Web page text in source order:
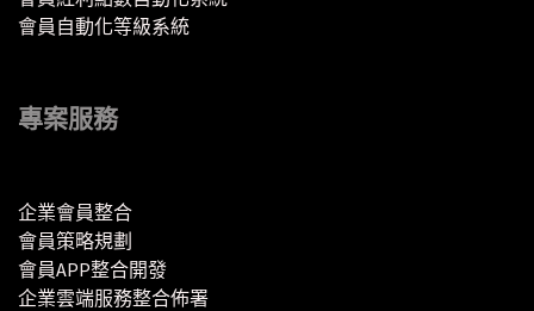
會員自動化等級系統
專案服務
企業會員整合
會員策略規劃
會員APP整合開發
企業雲端服務整合佈署